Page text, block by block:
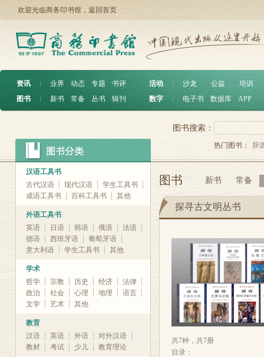
欢迎光临商务印书馆， 返回首页
资讯 ︱ 业界 动态 专题
书评
图书
︱ 新书 常备 丛书 辑刊
活动 沙龙 公益
培训
数字
电子书 数据库 APP
汉语工具书
古代汉语
现代汉语
学生工具书
成语工具书
百科工具书 其他
外语工具书
英语
日语 韩语 俄语
法语
德语
西班牙语
葡萄牙语
意大利语
学生工具书 其他
学术
哲学
宗教 历史 经济
法律
政治
社会 心理 地理
语言
文学
艺术 其他
教育
汉语
英语 外语
对外汉语
教材
考试 少儿 教育理论
图书搜索：
热门图书： 辞
图书 新书 常备
探寻古文明丛书
共7种，共7册
目录：